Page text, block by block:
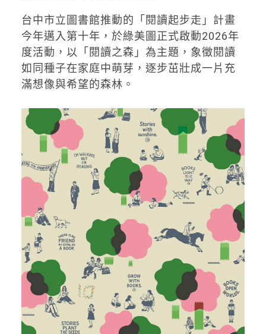
台中市立圖書館推動的「閱讀起步走」計畫
今年邁入第十年，於綠美圖正式啟動2026年
度活動，以「閱讀之森」為主題，象徵閱讀
如同種子在家庭中萌芽，逐步茁壯成一片充
滿想像與希望的森林。